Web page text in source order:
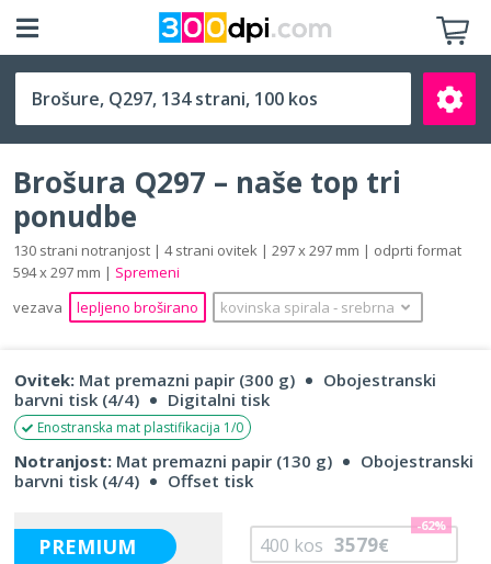
Q297 (297 x 297 mm)
Išči
Brošura Q297 – naše top tri
ponudbe
130 strani notranjost | 4 strani ovitek | 297 x 297 mm | odprti format
594 x 297 mm | Spremeni
vezava
lepljeno broširano kovinska spirala ‐ srebrna
Ovitek: Mat premazni papir (300 g)
Obojestranski
barvni tisk (4/4)
Digitalni tisk
Enostranska mat plastifikacija 1/0
Notranjost: Mat premazni papir (130 g)
Obojestranski
barvni tisk (4/4)
Offset tisk
PREMIUM 400 kos 3579€
-62%